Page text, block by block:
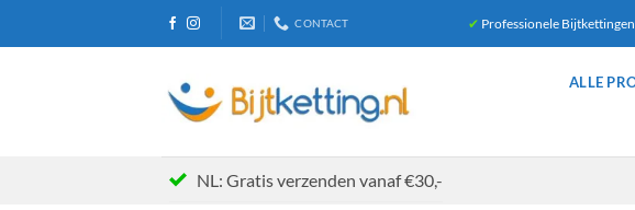
CONTACT ✔ Professionele Bijtkettingen
ALLE
NL: Gratis verzenden vanaf €30,-